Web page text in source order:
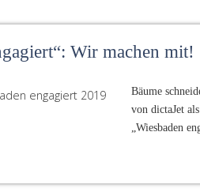
Wir machen mit!
Bäume
von dictaJet
„Wiesbaden